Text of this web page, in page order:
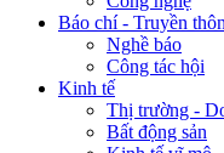
Báo chí - Truyền
Nghề báo
Công tác hội
Kinh tế
Thị trường -
Bất động sản